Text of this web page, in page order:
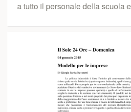
a tutto il personale della scuola